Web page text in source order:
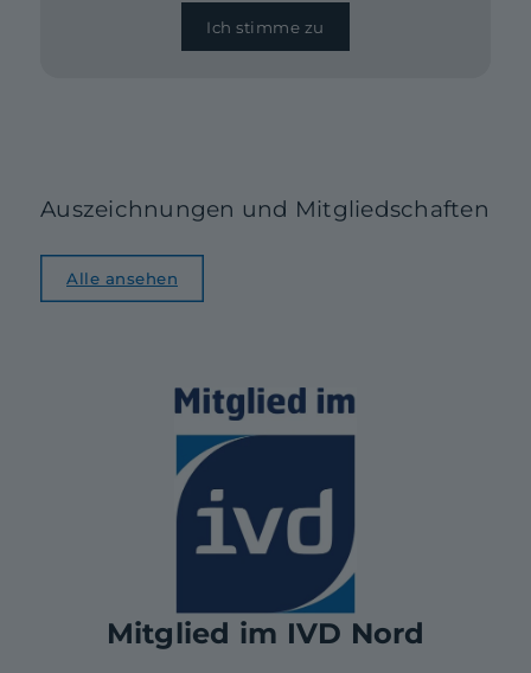
Ich stimme zu
Auszeichnungen und Mitgliedschaften
Alle ansehen
Mitglied im IVD Nord